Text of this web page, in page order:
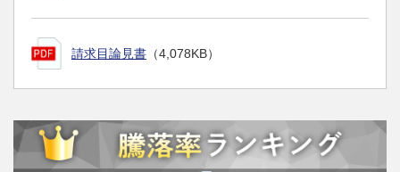
請求目論見書 （4,078KB）